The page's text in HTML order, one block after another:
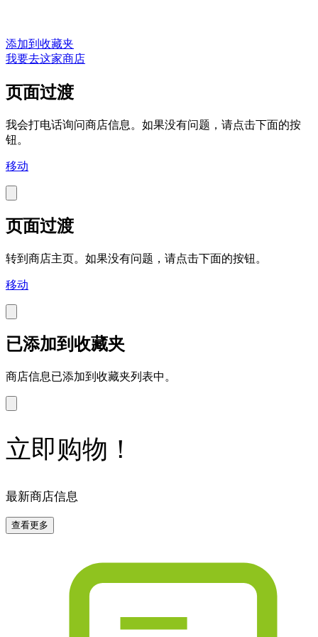
添加到收藏夹
我要去这家商店
页面过渡
我会打电话询问商店信息。如果没有问题，请点击下面的按
钮。
移动
页面过渡
转到商店主页。如果没有问题，请点击下面的按钮。
移动
已添加到收藏夹
商店信息已添加到收藏夹列表中。
立即购物！
最新商店信息
查看更多